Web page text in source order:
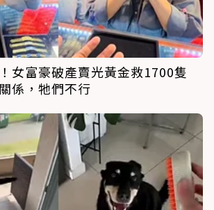
女富豪破產賣光黃金救1700隻
係，牠們不行